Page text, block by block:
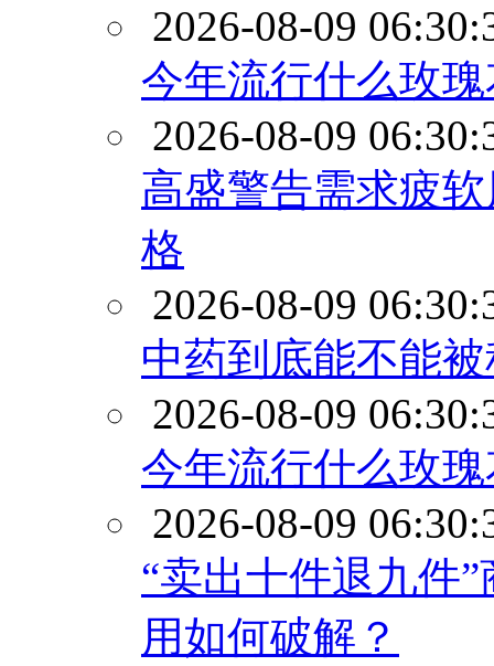
2026-08-09
今年流行什么玫
2026-08-09
高盛警告需求疲
格
2026-08-09
中药到底能不能
2026-08-09
今年流行什么玫
2026-08-09
“卖出十件退九件
用如何破解？